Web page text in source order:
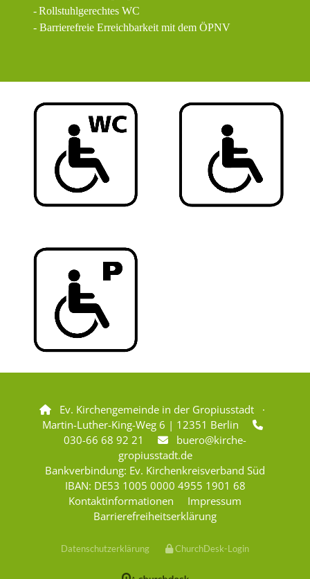
-Rollstuhlgerechtes WC
- Barrierefreie Erreichbarkeit mit dem ÖPNV

Ev. Kirchengemeinde in der Gropiusstadt ·
Martin-Luther-King-Weg 6 | 12351 Berlin

030-66 68 92 21 
buero@kirche-
gropiusstadt.de
Bankverbindung: Ev. Kirchenkreisverband Süd
IBAN: DE53 1005 0000 4955 1901 68
Kontaktinformationen
Impressum
Barrierefreiheitserklärung
Datenschutzerklärung ChurchDesk-Login